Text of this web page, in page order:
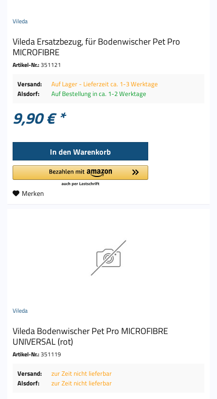
Vileda
Vileda Ersatzbezug, für Bodenwischer Pet Pro
MICROFIBRE
Artikel-Nr.:351121
Versand:
Auf Lager - Lieferzeit ca. 1-3 Werktage
Alsdorf:
Auf Bestellung in ca. 1-2 Werktage
9,90 € *
In den Warenkorb
Merken
Vileda
Vileda Bodenwischer Pet Pro MICROFIBRE
UNIVERSAL (rot)
Artikel-Nr.:351119
Versand:
zur Zeit nicht lieferbar
Alsdorf:
zur Zeit nicht lieferbar